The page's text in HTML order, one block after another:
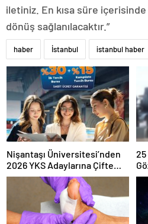
iletiniz. En kısa süre
dönüş sağlanılacaktır.”
haber İstanbul istanbul haber
Nişantaşı Üniversitesi’nden
2026 YKS Adaylarına Çifte
Güvence: Sabit Ücret ve
Kesintisiz Burs
25